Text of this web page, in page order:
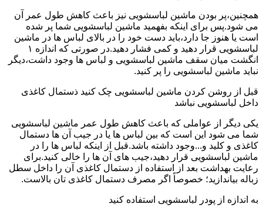
همچنین،پر بودن ماشین لباسشویی نیز باعث کاهش طول عمر آن
می شود.پس برای اینکه بفهمید ماشین لباسشویی شما پر شده
است یا هنوز جا دارد،باید دست خود را در بالای لباس ها در ماشین
لباسشویی قرار دهید و کمی فشار دهید.در صورتی که اندازه ۱
انگشت میان سقف ماشین لباسشویی و لباس ها وجود داشت،دیگر
نباید ماشین لباسشویی را پر کنید.
قبل از روشن کردن ماشین لباسشویی چک کنید ذستمال کاغذی
داخل لباسشویی نباشد
یکی دیگر از عواملی که باعث کاهش طول عمر ماشین لباسشویی
شما می شود این است که بین لباس ها یا در جیب آن ها دستمال
کاغذی و کلید و...وجود داشته باشد.قبل از اینکه لباس ها را در
ماشین لباسشویی قرار دهید،جیب های آن ها را خالی کنید.برای
رعایت بهداشت بعد از استفاده از دستمال کاغذی آن را داخل سطل
زباله بیاندازید؛ خصوصاً اگر مصرف دستمال کاغذی تان بالاست.
به اندازه از پودر لباسشویی استفاده کنید